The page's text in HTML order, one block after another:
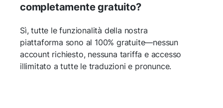
completamente gratuito?
Sì, tutte le funzionalità della nostra
piattaforma sono al 100% gratuite—nessun
account richiesto, nessuna tariffa e accesso
illimitato a tutte le traduzioni e pronunce.